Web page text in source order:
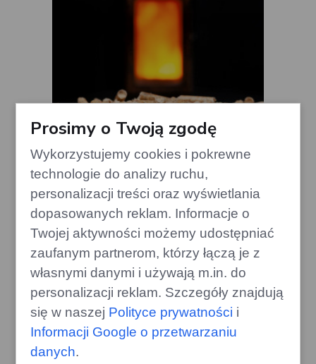
Chwile grozy: Dymiący piec na
pellet bez sygnalizacji błędów
edithome.pl
Prosimy o Twoją zgodę
Wykorzystujemy cookies i pokrewne
technologie do analizy ruchu,
personalizacji treści oraz wyświetlania
dopasowanych reklam. Informacje o
Twojej aktywności możemy udostępniać
zaufanym partnerom, którzy łączą je z
własnymi danymi i używają m.in. do
personalizacji reklam. Szczegóły znajdują
się w naszej Polityce prywatności i
Informacji Google o przetwarzaniu
danych.